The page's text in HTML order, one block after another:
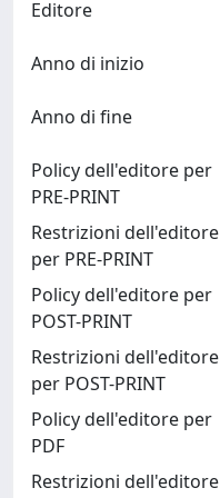
Editore
Anno di inizio
Anno di fine
Policy dell'editore per
PRE-PRINT
Restrizioni dell'editore
per PRE-PRINT
Policy dell'editore per
POST-PRINT
Restrizioni dell'editore
per POST-PRINT
Policy dell'editore per
PDF
Restrizioni dell'editore